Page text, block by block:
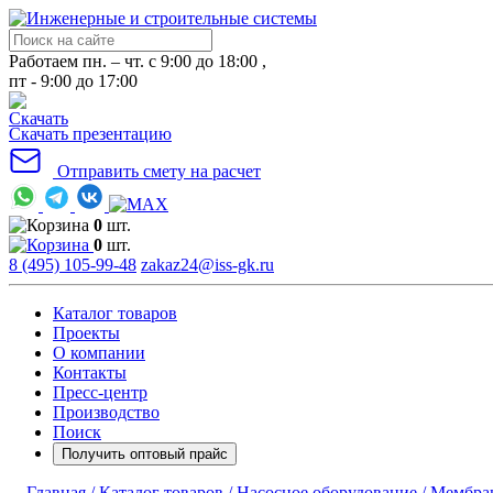
Работаем пн. – чт. с 9:00 до 18:00 ,
пт - 9:00 до 17:00
Скачать презентацию
Отправить смету на расчет
0 шт.
0 шт.
8 (495) 105-99-48 zakaz24@iss-gk.ru
Каталог товаров
Проекты
О компании
Контакты
Пресс-центр
Производство
Поиск
Получить оптовый прайс